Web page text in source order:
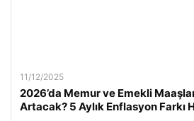
11/12/2025
2026’da Memur ve Emekli
Artacak? 5 Aylık Enflasyon Farkı